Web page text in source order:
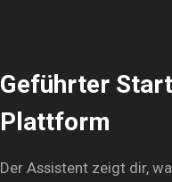
Geführter
Plattform
Der Assistent zeigt dir,